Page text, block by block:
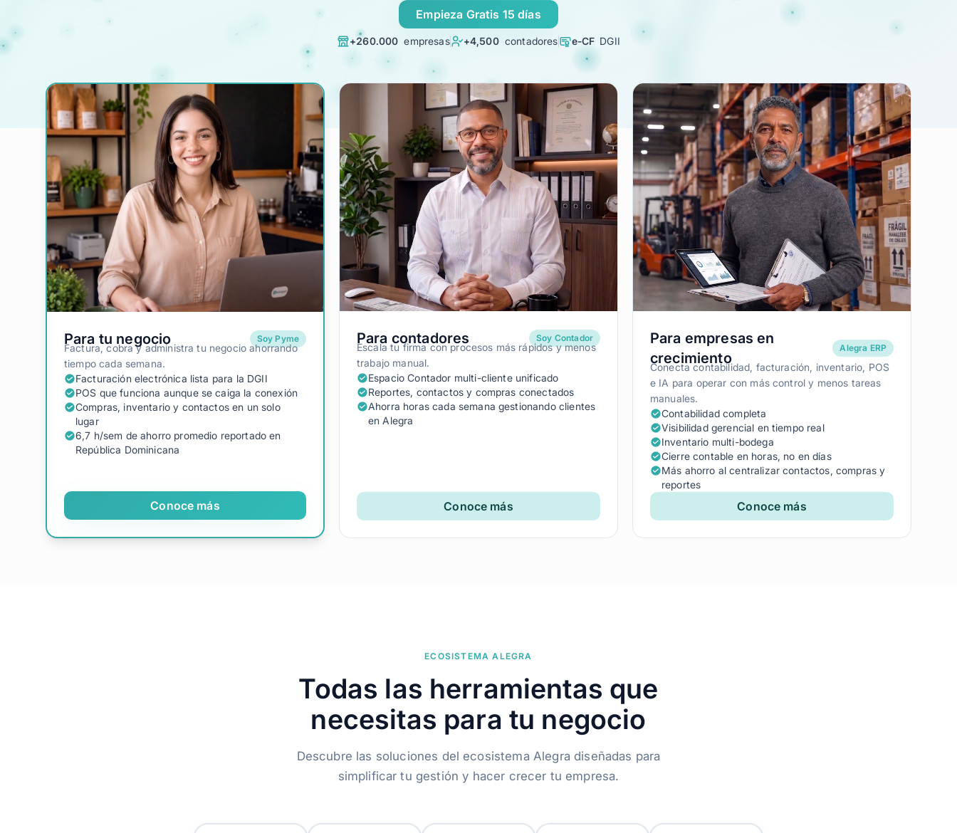
Empieza Gratis 15 días
+260.000 empresas +4,500 contadores e-CF DGII
Para tu negocio Soy Pyme
Factura, cobra y administra tu negocio ahorrando
tiempo cada semana.
Facturación electrónica lista para la DGII
POS que funciona aunque se caiga la conexión
Compras, inventario y contactos en un solo
lugar
6,7 h/sem de ahorro promedio reportado en
República Dominicana
Conoce más
Para contadores Soy Contador
Escala tu firma con procesos más rápidos y menos
trabajo manual.
Espacio Contador multi-cliente unificado
Reportes, contactos y compras conectados
Ahorra horas cada semana gestionando clientes
en Alegra
Conoce más
Para empresas en
crecimiento
Alegra ERP
Conecta contabilidad, facturación, inventario, POS
e IA para operar con más control y menos tareas
manuales.
Contabilidad completa
Visibilidad gerencial en tiempo real
Inventario multi-bodega
Cierre contable en horas, no en días
Más ahorro al centralizar contactos, compras y
reportes
Conoce más
ECOSISTEMA ALEGRA
Todas las herramientas que
necesitas para tu negocio
Descubre las soluciones del ecosistema Alegra diseñadas para
simplificar tu gestión y hacer crecer tu empresa.